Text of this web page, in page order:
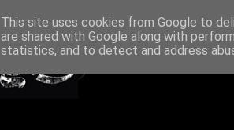
This site uses cookies from Google to
are shared with Google along with
statistics, and to detect and address